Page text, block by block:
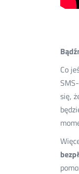
Co
się,